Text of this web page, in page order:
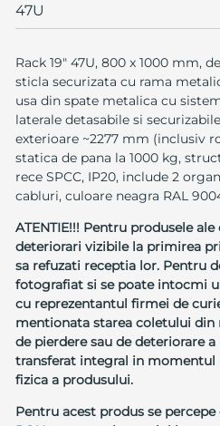
47U
Rack 19" 47U, 800 x 1000 mm,
sticla securizata cu rama
usa din spate metalica cu
laterale detasabile si
exterioare ~2277 mm (inclusiv
statica de pana la 1000 kg,
rece SPCC, IP20, include 2
cabluri, culoare neagra RAL
ATENTIE!!! Pentru produsele
deteriorari vizibile la primirea
sa refuzati receptia lor. Pentru
fotografiat si se poate intocmi
cu reprezentantul firmei de
mentionata starea coletului
de pierdere sau de deteriorare
transferat integral in momentul
fizica a produsului.
Pentru acest produs se